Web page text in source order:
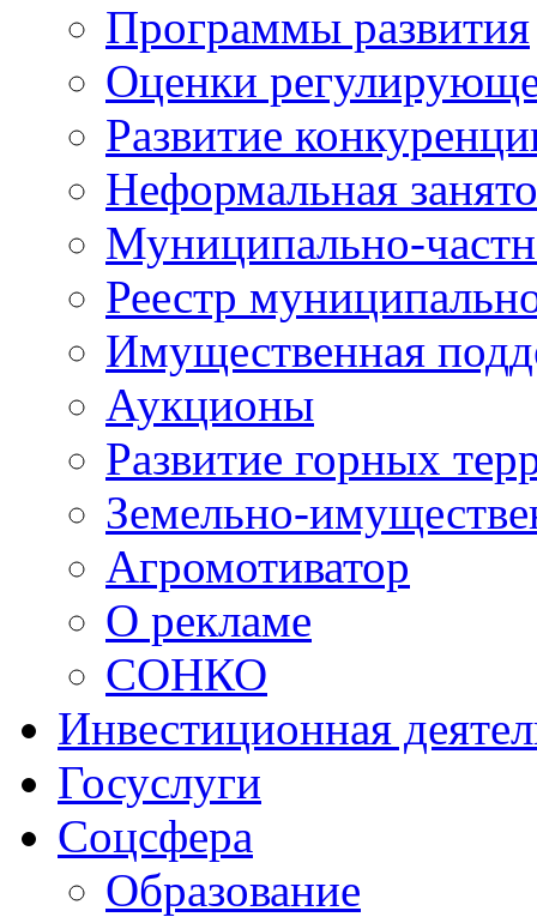
Программы развития
Оценки
Развитие
Неформальная
Муниципально-
Реестр
Имущественная
Аукционы
Развитие горных
Земельно-
Агромотиватор
О рекламе
СОНКО
Инвестиционная
Госуслуги
Соцсфера
Образование